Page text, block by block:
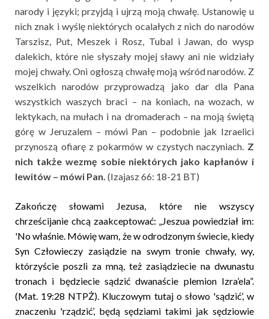
narody i języki; przyjdą i ujrzą moją chwałę. Ustanowię u
nich znak i wyślę niektórych ocalałych z nich do narodów
Tarszisz, Put, Meszek i Rosz, Tubal i Jawan, do wysp
dalekich, które nie słyszały mojej sławy ani nie widziały
mojej chwały. Oni ogłoszą chwałę moją wśród narodów. Z
wszelkich narodów przyprowadzą jako dar dla Pana
wszystkich waszych braci – na koniach, na wozach, w
lektykach, na mułach i na dromaderach – na moją świętą
górę w Jeruzalem – mówi Pan – podobnie jak Izraelici
przynoszą ofiarę z pokarmów w czystych naczyniach. Z
nich także wezmę sobie niektórych jako kapłanów i
lewitów – mówi Pan. (Izajasz 66: 18-21 BT)
Zakończę słowami Jezusa, które nie wszyscy
chrześcijanie chcą zaakceptować: „Jeszua powiedział im:
'No właśnie. Mówię wam, że w odrodzonym świecie, kiedy
Syn Człowieczy zasiądzie na swym tronie chwały, wy,
którzyście poszli za mną, też zasiądziecie na dwunastu
tronach i będziecie sądzić dwanaście plemion Izra’ela”.
(Mat. 19:28 NTPŻ). Kluczowym tutaj o słowo 'sądzić’, w
znaczeniu 'rządzić’, będą sędziami takimi jak sędziowie